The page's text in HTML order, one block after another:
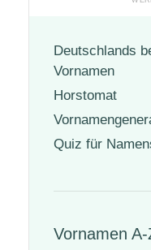
Deutschlands
Vornamen
Horstomat
Quiz für
Vornamen A-